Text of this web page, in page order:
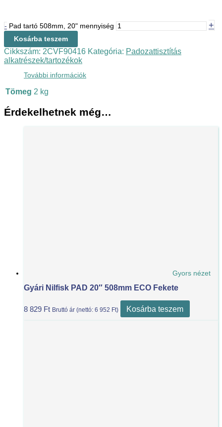
- Pad tartó 508mm, 20" mennyiség +
Kosárba teszem
Cikkszám: 2CVF90416 Kategória: Padozattisztítás
alkatrészek/tartozékok
További információk
Tömeg 2 kg
Érdekelhetnek még…
Gyors nézet
Gyári Nilfisk PAD 20″ 508mm ECO Fekete
8 829 Ft Bruttó ár (nettó: 6 952 Ft) Kosárba teszem